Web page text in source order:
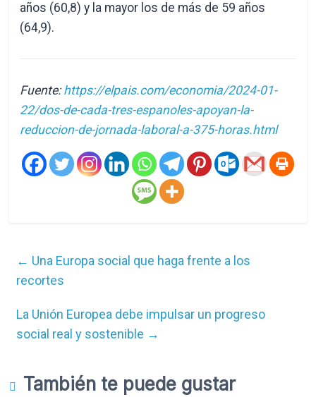
años (60,8) y la mayor los de más de 59 años
(64,9).
Fuente:https://elpais.com/economia/2024-01-
22/dos-de-cada-tres-espanoles-apoyan-la-
reduccion-de-jornada-laboral-a-375-horas.html
← Una Europa social que haga frente a los
recortes
La Unión Europea debe impulsar un progreso
social real y sostenible →
También te puede gustar